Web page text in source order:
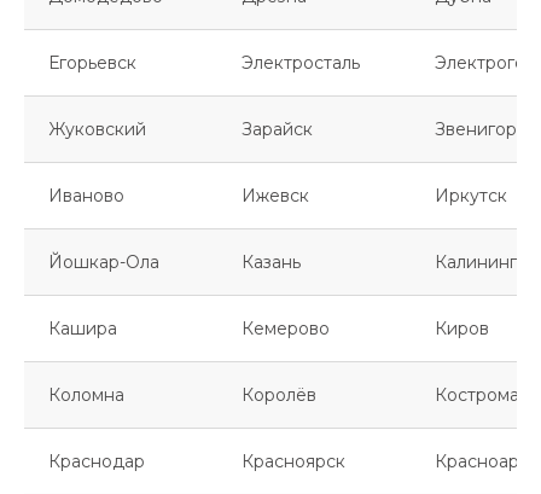
Егорьевск Электросталь
Жуковский Зарайск Звенигород
Иваново Ижевск Иркутск
Йошкар-Ола Казань
Кашира Кемерово Киров
Коломна Королёв Кострома
Краснодар Красноярск